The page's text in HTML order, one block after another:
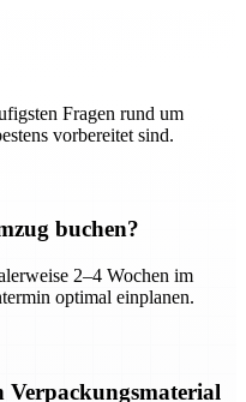
Fragen rund um
vorbereitet sind.
buchen?
2–4 Wochen im
optimal einplanen.
Verpackungsmaterial